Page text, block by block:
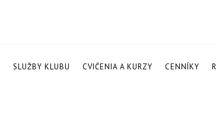
SLUŽBY KLUBU CVIČENIA A KURZY CENNÍKY